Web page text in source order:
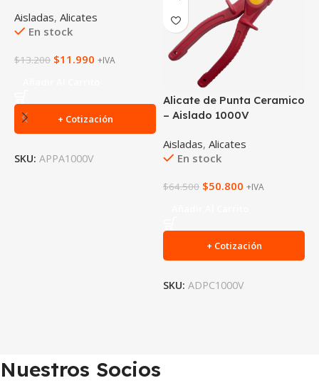
Aisladas, Alicates
En stock
$13.200 $11.990 +IVA
+ Cotización
SKU: APPA1000V
Alicate de Punta Ceramico
– Aislado 1000V
Aisladas, Alicates
En stock
$64.500 $50.800 +IVA
+ Cotización
SKU: ADPC1000V
Nuestros Socios